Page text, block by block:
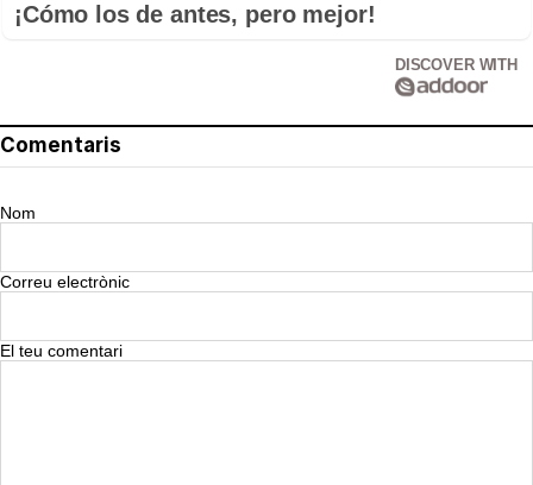
¡Cómo los de antes, pero mejor!
DISCOVER WITH
Comentaris
Nom
Correu electrònic
El teu comentari